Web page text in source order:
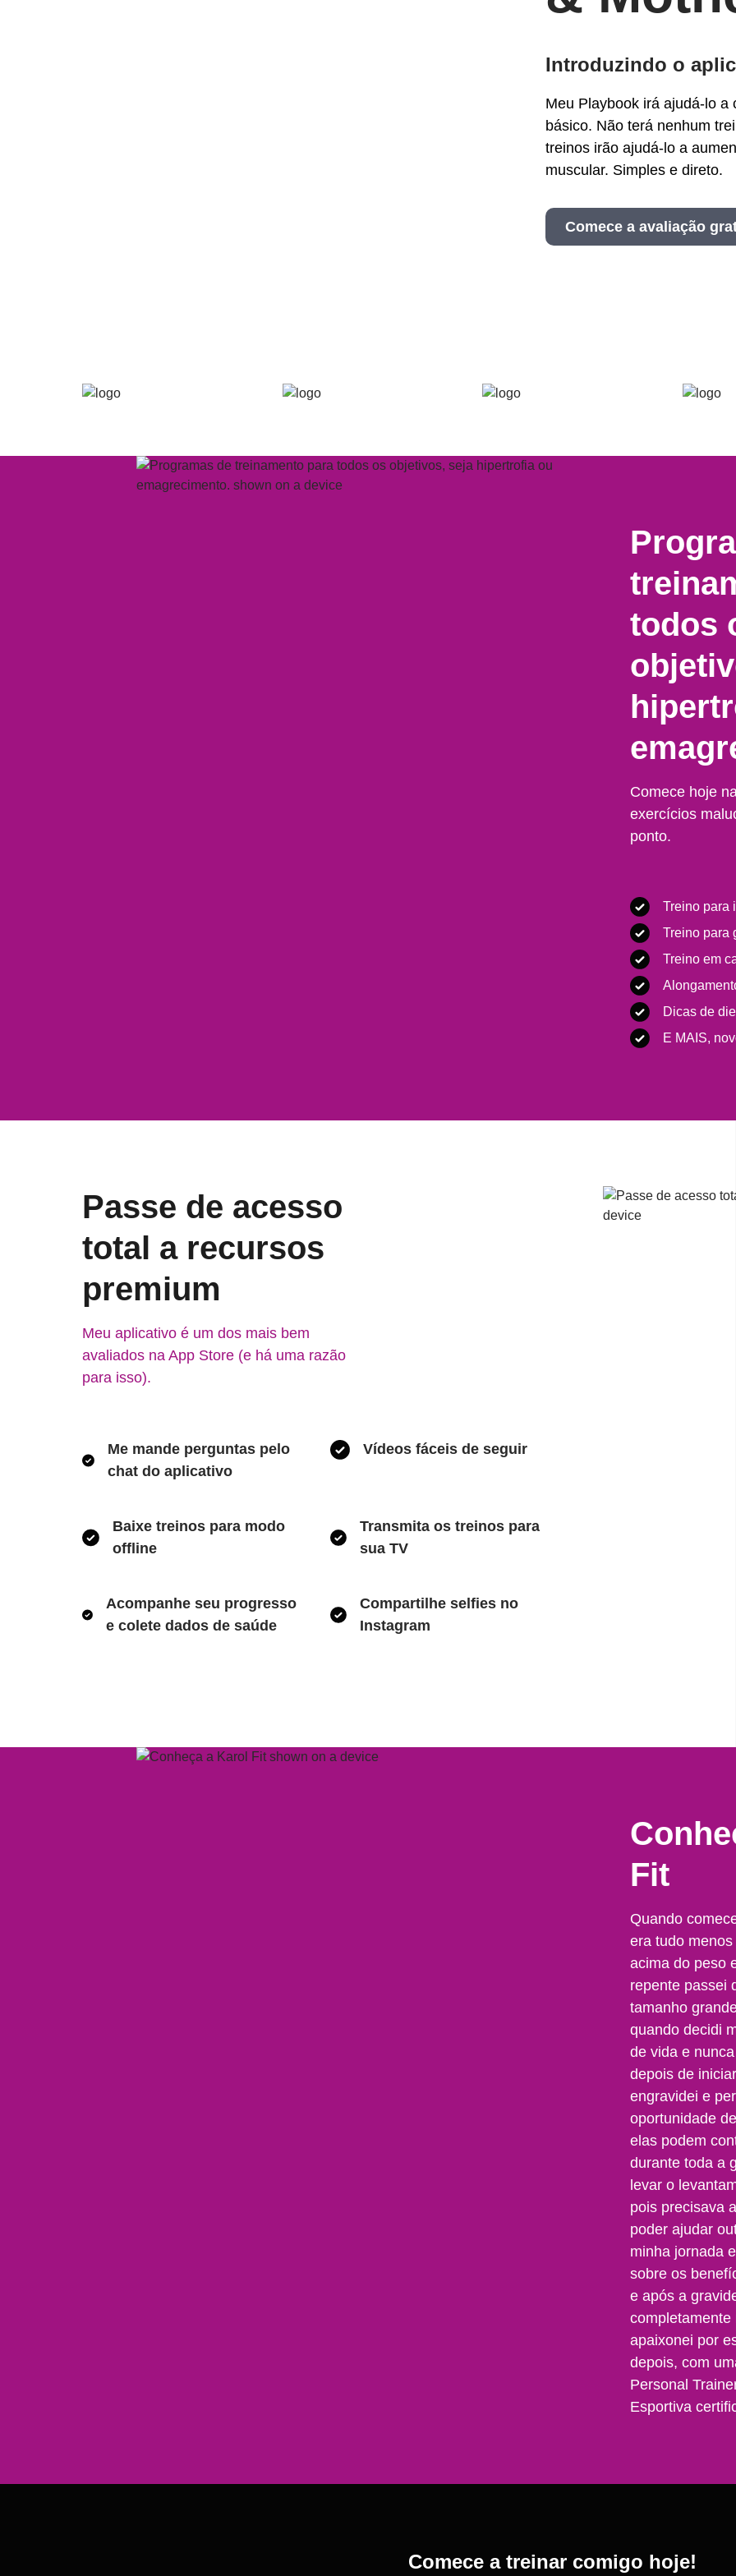
Introduzindo o
Meu Playbook irá ajudá-lo
básico. Não terá nenhum
treinos irão ajudá-lo a
muscular. Simples e direto.
Comece a avaliação
todos
Comece hoje
exercícios
ponto.
Treino para
Treino para
Treino em
Dicas de
E MAIS,
Passe de acesso
total a recursos
premium
Meu aplicativo é um dos mais bem
avaliados na App Store (e há uma razão
para isso).
Me mande perguntas pelo
chat do aplicativo
Vídeos fáceis de seguir
Baixe treinos para modo
offline
Transmita os treinos para
sua TV
Acompanhe seu progresso
e colete dados de saúde
Compartilhe selfies no
Instagram
Fit
Quando
era tudo
acima do peso
repente passei
tamanho
quando decidi
de vida e
depois de
engravidei e
oportunidade
elas podem
durante toda a
levar o
pois precisava
poder ajudar
minha jornada
sobre os
e após a
apaixonei por
depois, com
Personal
Esportiva
Comece a treinar comigo hoje!